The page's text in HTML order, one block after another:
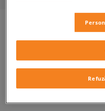
bărbați, sneakers